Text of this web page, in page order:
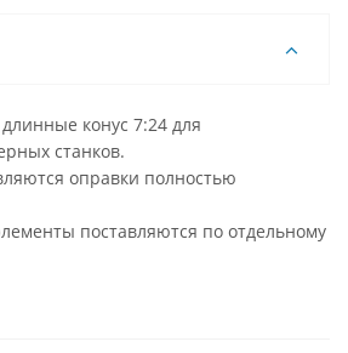
конус 7:24 для
станков.
оправки полностью
поставляются по отдельному